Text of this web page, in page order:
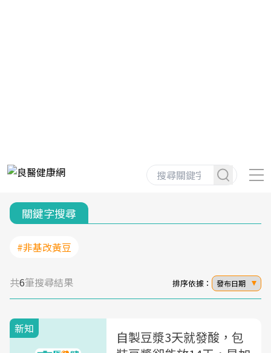
關鍵字搜尋
#非基改黃豆
共6筆搜尋結果 排序依據： 發布日期
新知
自製豆漿3天就發酸，包